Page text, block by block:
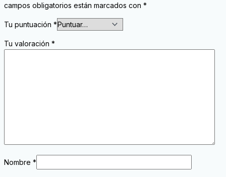
campos obligatorios están marcados con *
Tu puntuación *
Tu valoración *
Nombre *